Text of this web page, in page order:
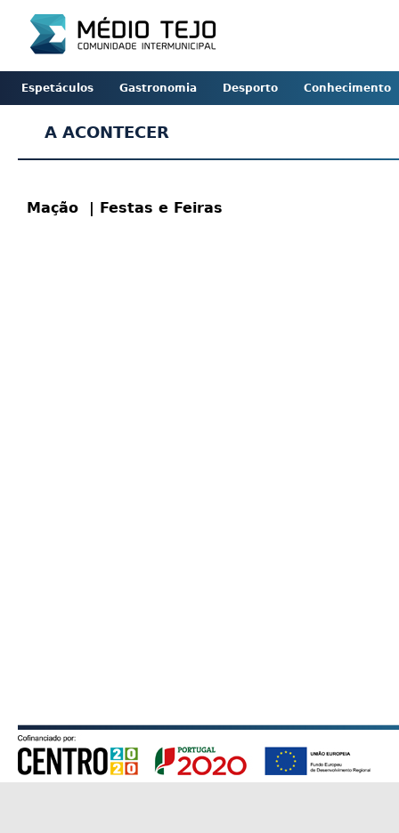
Espetáculos Gastronomia Desporto Conhecimento
A ACONTECER
Mação | Festas e Feiras